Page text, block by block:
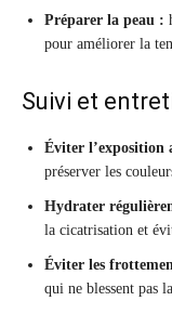
Préparer la peau :
pour améliorer la
Suivi et
Éviter l’exposition
préserver les
Hydrater
la cicatrisation et
Éviter les
qui ne blessent pas